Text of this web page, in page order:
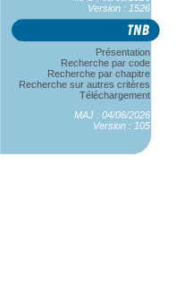
Version : 1526
Présentation
Recherche par code
Recherche par chapitre
Recherche sur autres critères
Téléchargement
MAJ : 04/06/2026
Version : 105